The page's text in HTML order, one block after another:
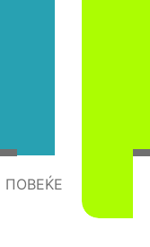
ПОВЕЌЕ